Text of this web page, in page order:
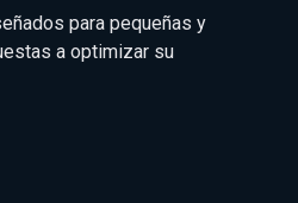
para pequeñas y
a optimizar su